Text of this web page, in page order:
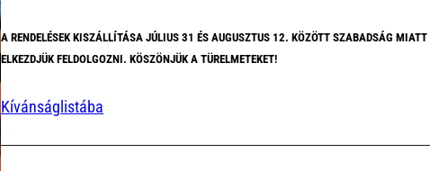
A RENDELÉSEK KISZÁLLÍTÁSA JÚLIUS 31 ÉS AUGUSZTUS 12. KÖZÖTT SZABADSÁG
ELKEZDJÜK FELDOLGOZNI. KÖSZÖNJÜK A TÜRELMETEKET!
Kívánságlistába